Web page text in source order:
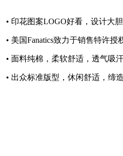
• 印花图案LOGO好看，设计大
• 美国Fanatics致力于销售特许授
• 面料纯棉，柔软舒适，透气吸
• 出众标准版型，休闲舒适，缔